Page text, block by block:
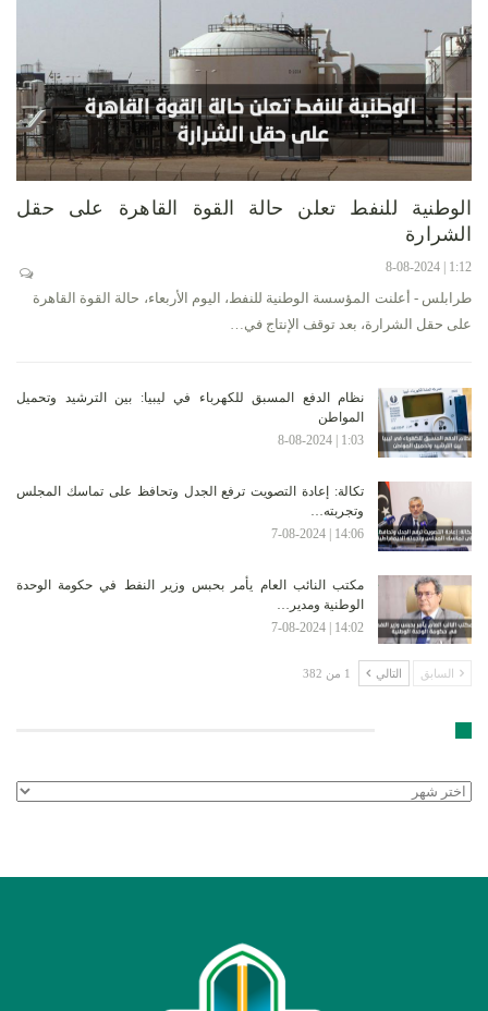
الوطنية للنفط تعلن حالة القوة القاهرة على حقل
الشرارة
1:12 | 8-08-2024
طرابلس - أعلنت المؤسسة الوطنية للنفط، اليوم الأربعاء، حالة القوة القاهرة
على حقل الشرارة، بعد توقف الإنتاج في…
نظام الدفع المسبق للكهرباء في ليبيا: بين الترشيد وتحميل
المواطن
1:03 | 8-08-2024
تكالة: إعادة التصويت ترفع الجدل وتحافظ على تماسك المجلس
وتجربته…
14:06 | 7-08-2024
مكتب النائب العام يأمر بحبس وزير النفط في حكومة الوحدة
الوطنية ومدير…
14:02 | 7-08-2024
السابق التالي 1 من 382
الأرشيف